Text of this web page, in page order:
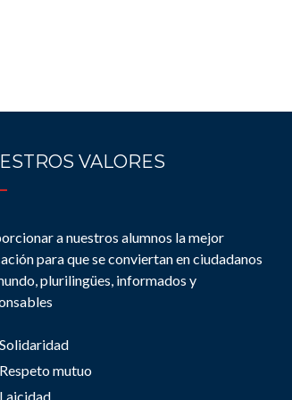
VALORES
a nuestros alumnos la mejor
para que se conviertan en ciudadanos
plurilingües, informados y
Solidaridad
Respeto mutuo
Laicidad